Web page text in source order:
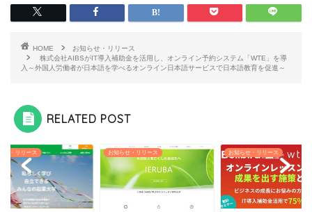
HOME
お知らせ・リリース
株式会社AIBSがIT導入補助金を活用し、オンライン予約システム「WTE」を導
入～外国人労働者が日本語を学べるオンライン日本語サービスで日本語教育を促進～
RELATED POST
せ・リリース お知らせ・リリース お知らせ・リリース